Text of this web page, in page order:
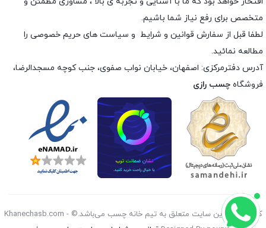
متخصص برای رفع نیاز شما باشیم.
لطفا قبل از سفارش قوانین و شرایط و سیاست های حریم خصوصی را
مطالعه نمائید.
آدرس دفترمرکزی: اصفهان، خیابان نواب صفوی، جنب کوچه مسجدالرضا،
فروشگاه چسب رازی
کليه حقوق اين سايت متعلق به تیم خانه چسب می‌باشد.© Khanechasb.com -